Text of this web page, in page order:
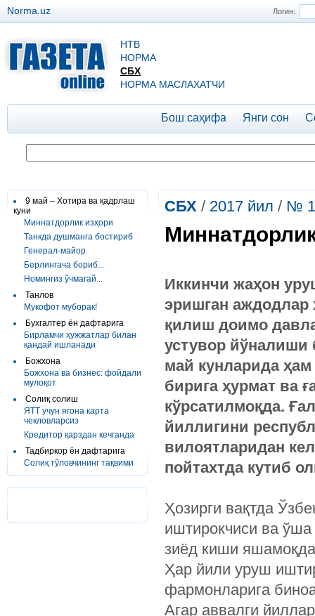
Логин:
Norma.uz
НТВ
НОРМА
СБХ
НОРМА МАСЛАХАТЧИ
Бош саҳифа Янги сон
9 май – Хотира ва қадрлаш
куни
Миннатдорлик изҳори
Танкда душманга бостириб
Генерал-майор
Берлингача бориб...
Номингиз ўчмагай...
Танлов
Мукофот муборак!
Бухгалтер ён дафтарига
Бирламчи ҳужжатлар билан
қандай ишланади
Божхона
Божхона ва бизнес: фойдали
мулоқот
Солиқ солиш
ЯТТ учун ягона карта
чекловларсиз
Кредитор қарздан кечганда
Тадбиркор ён дафтарига
Солиқ тўловчининг тақвими
СБХ / 2017 йил / №
Иккинчи жаҳон
эришган аждодлар
қилиш доимо
устувор йўналиши
май кунларида ҳам
бирига ҳурмат ва
кўрсатилмоқда.
йиллигини
вилоятларидан
пойтахтда кутиб
Ҳозирги вақтда
иштирокчиси ва ўша
зиёд киши
Ҳар йили уруш
фармонларига
Агар аввалги